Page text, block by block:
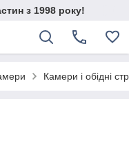
з 1998 року!
Камери і обідні